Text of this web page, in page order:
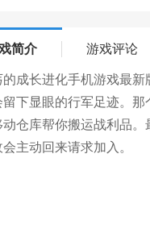
简介 游戏评论
的成长进化手机游戏最
留下显眼的行军足迹。
动仓库帮你搬运战利品
主动回来请求加入。